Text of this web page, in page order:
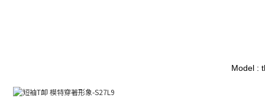
Model :